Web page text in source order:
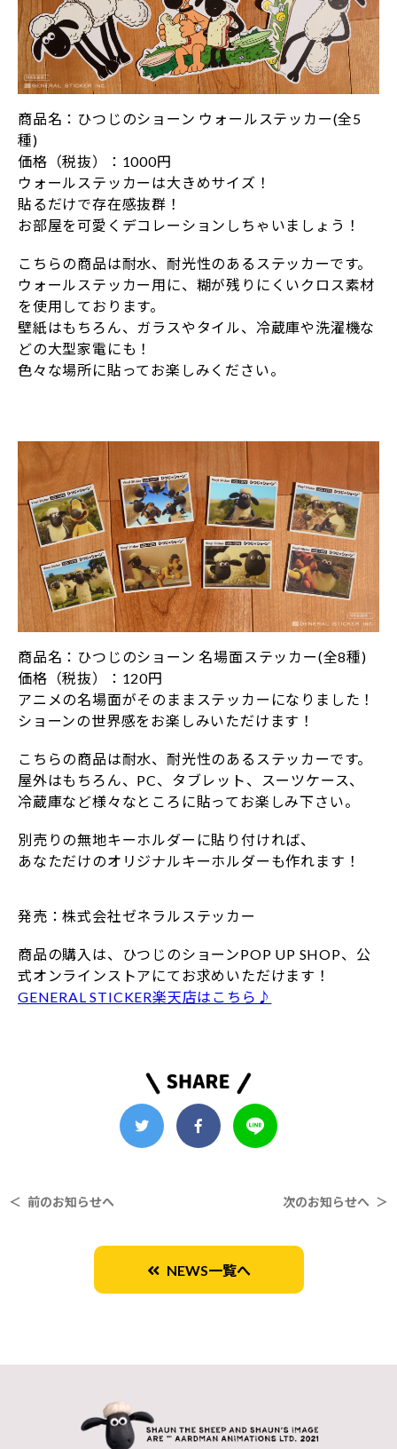
商品名：ひつじのショーン ウォールステッカー(全5
種)
価格（税抜）：1000円
ウォールステッカーは大きめサイズ！
貼るだけで存在感抜群！
お部屋を可愛くデコレーションしちゃいましょう！
こちらの商品は耐水、耐光性のあるステッカーです。
ウォールステッカー用に、糊が残りにくいクロス素材
を使用しております。
壁紙はもちろん、ガラスやタイル、冷蔵庫や洗濯機な
どの大型家電にも！
色々な場所に貼ってお楽しみください。
商品名：ひつじのショーン 名場面ステッカー(全8種)
価格（税抜）：120円
アニメの名場面がそのままステッカーになりました！
ショーンの世界感をお楽しみいただけます！
こちらの商品は耐水、耐光性のあるステッカーです。
屋外はもちろん、PC、タブレット、スーツケース、
冷蔵庫など様々なところに貼ってお楽しみ下さい。
別売りの無地キーホルダーに貼り付ければ、
あなただけのオリジナルキーホルダーも作れます！
発売：株式会社ゼネラルステッカー
商品の購入は、ひつじのショーンPOP UP SHOP、公
式オンラインストアにてお求めいただけます！
GENERAL STICKER楽天店はこちら♪
＜ 前のお知らせへ 次のお知らせへ ＞
NEWS一覧へ